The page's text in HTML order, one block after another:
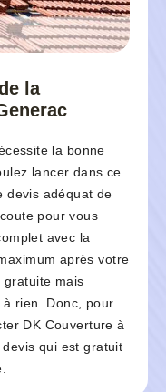
la
la bonne
lancer dans ce
devis adéquat de
pour vous
avec la
après votre
gratuite mais
rien. Donc, pour
DK Couverture à
qui est gratuit